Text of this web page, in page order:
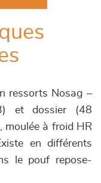
ressorts Nosag –
et dossier (48
moulée à froid HR
en différents
le pouf repose-